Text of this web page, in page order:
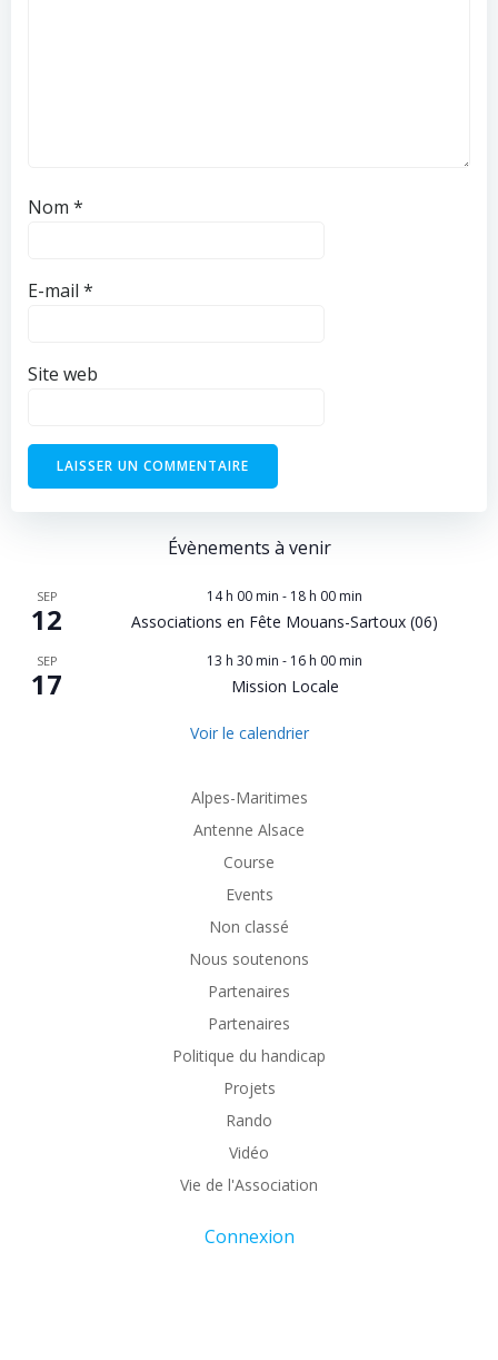
Nom *
E-mail *
Site web
Évènements à venir
SEP
12
14 h 00 min - 18 h 00 min
Associations en Fête Mouans-Sartoux (06)
SEP
17
13 h 30 min - 16 h 00 min
Mission Locale
Voir le calendrier
Alpes-Maritimes
Antenne Alsace
Course
Events
Non classé
Nous soutenons
Partenaires
Partenaires
Politique du handicap
Projets
Rando
Vidéo
Vie de l'Association
Connexion